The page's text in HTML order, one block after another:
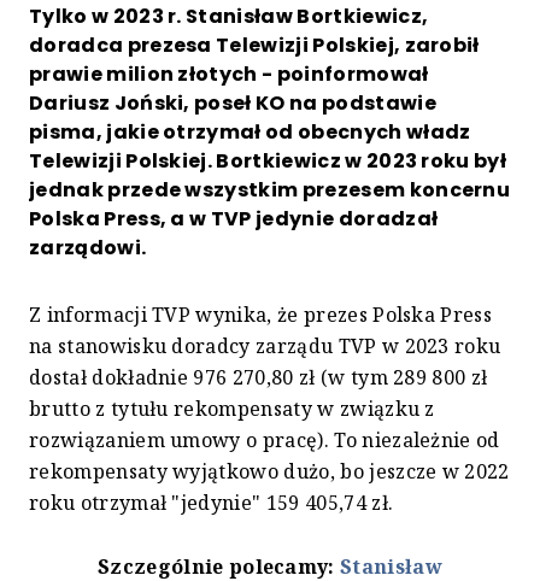
Tylko w 2023 r. Stanisław Bortkiewicz,
doradca prezesa Telewizji Polskiej, zarobił
prawie milion złotych - poinformował
Dariusz Joński, poseł KO na podstawie
pisma, jakie otrzymał od obecnych władz
Telewizji Polskiej. Bortkiewicz w 2023 roku był
jednak przede wszystkim prezesem koncernu
Polska Press, a w TVP jedynie doradzał
zarządowi.
Z informacji TVP wynika, że prezes Polska Press
na stanowisku doradcy zarządu TVP w 2023 roku
dostał dokładnie 976 270,80 zł (w tym 289 800 zł
brutto z tytułu rekompensaty w związku z
rozwiązaniem umowy o pracę). To niezależnie od
rekompensaty wyjątkowo dużo, bo jeszcze w 2022
roku otrzymał "jedynie" 159 405,74 zł.
Szczególnie polecamy:Stanisław